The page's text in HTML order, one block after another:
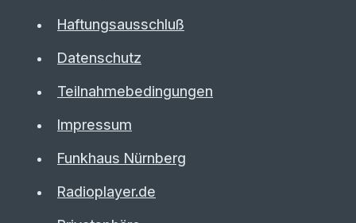
Haftungsausschluß
Datenschutz
Teilnahmebedingungen
Impressum
Funkhaus Nürnberg
Radioplayer.de